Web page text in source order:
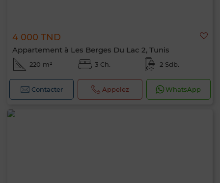
4 000 TND
Appartement à Les Berges Du Lac 2, Tunis
220 m² 3 Ch. 2 Sdb.
Contacter Appelez WhatsApp